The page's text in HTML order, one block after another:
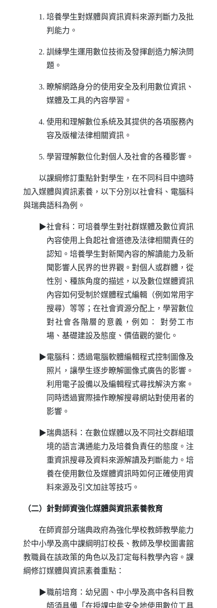
1. 培養學生對媒體與資訊資料來源判斷力及批
判能力。
2. 訓練學生運用數位技術及發揮創造力解決問
題。
3. 瞭解網路身分的使用安全及利用數位資訊、
媒體及工具的內容學習。
4. 使用和理解數位系統及其提供的各項服務內
容及版權法律相關資訊。
5. 學習理解數位化對個人及社會的各種影響。
以課綱修訂重點針對學生，在不同科目中適時
加入媒體與資訊素養，以下分別以社會科、電腦科
與瑞典語科為例。
▶社會科：可培養學生對社群媒體及數位資訊
內容使用上負起社會道德及法律相關責任的
認知。培養學生對新聞內容的解讀能力及新
聞影響人民界的世界觀。對個人或群體，從
性別、種族角度的描述，以及數位媒體資訊
內容如何受制於媒體程式編輯（例如常用字
搜尋）等等；在社會資源分配上，學習數位
對社會各階層的意義，例如： 對勞工市
場、基礎建設及態度、價值觀的變化。
▶電腦科：透過電腦軟體編輯程式控制圖像及
照片，讓學生逐步瞭解圖像式廣告的影響。
利用電子設備以及編輯程式尋找解決方案。
同時透過實際操作瞭解搜尋網站對使用者的
影響。
▶瑞典語科：在數位媒體以及不同社交群組環
境的語言溝通能力及培養負責任的態度。注
重資訊搜尋及資料來源解讀及判斷能力。培
養在使用數位及媒體資訊時如何正確使用資
料來源及引文加註等技巧。
（二）針對師資強化媒體與資訊素養教育
在師資部分瑞典政府為強化學校教師教學能力
於中小學及高中課綱明訂校長、教師及學校圖書館
教職員在該政策的角色以及訂定每科教學內容。課
綱修訂媒體與資訊素養重點：
▶職前培育：幼兒園、中小學及高中各科目教
師須具備「在授課中能安全地使用數位工具